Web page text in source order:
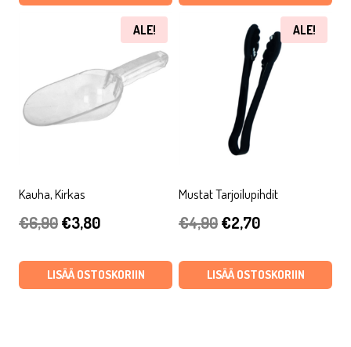
€2,70.
€2,17.
ALE!
Kauha, Kirkas
€6,90Alkuperäinen
oli:
€3,80Nykyinen
on:
LISÄÄ OSTOSKORIIN
ALE!
Mustat Tarjoilupihdit
€4,90Alkuperäinen
oli:
€2,70Nykyinen
on:
LISÄÄ OSTOSKORIIN